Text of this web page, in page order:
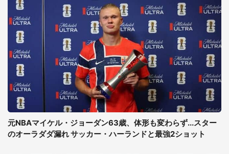
元NBAマイケル・ジョーダン63歳、体形も変わらず...スター
のオーラダダ漏れ サッカー・ハーランドと最強2ショット